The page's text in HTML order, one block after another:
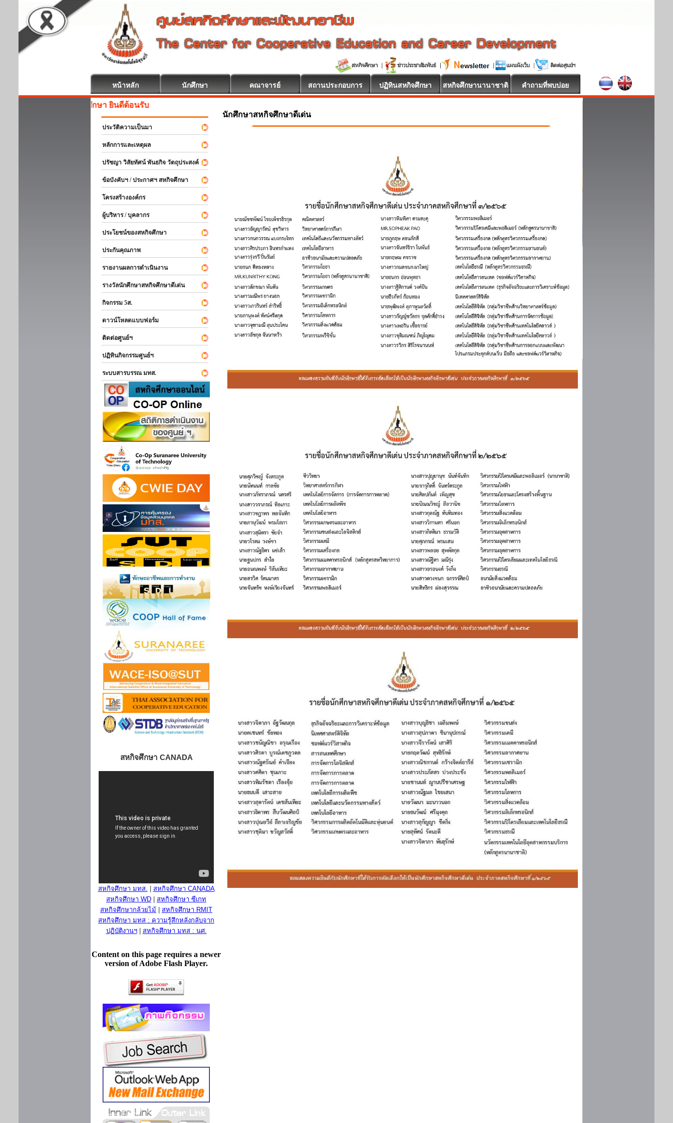
หน้าหลัก นักศึกษา คณาจารย์ สถานประกอบการ ปฏิทินสหกิจศึกษา สหกิจศึกษานานาชาติ คำถามที่พบบ่อย
สหกิจศึกษา ยินดีต้อนรับ
ประวัติความเป็นมา
หลักการและเหตุผล
ปรัชญา วิสัยทัศน์ พันธกิจ วัตถุประสงค์
ข้อบังคับฯ / ประกาศฯ สหกิจศึกษา
โครงสร้างองค์กร
ผู้บริหาร / บุคลากร
ประโยชน์ของสหกิจศึกษา
ประกันคุณภาพ
รายงานผลการดำเนินงาน
รางวัลนักศึกษาสหกิจศึกษาดีเด่น
กิจกรรม 5ส.
ดาวน์โหลดแบบฟอร์ม
ติดต่อศูนย์ฯ
ปฏิทินกิจกรรมศูนย์ฯ
ระบบสารบรรณ มทส.
สหกิจศึกษา CANADA
สหกิจศึกษา มทส.
สหกิจศึกษา CANADA
สหกิจศึกษา WD
สหกิจศึกษา ซีเกท
สหกิจศึกษากล้วยไม้
สหกิจศึกษา RMIT
สหกิจศึกษา มทส : ความรู้สึกหลังกลับจาก
ปฏิบัติงานฯ| สหกิจศึกษา มทส : นศ.
Content on this page requires a newer
version of Adobe Flash Player.
นักศึกษาสหกิจศึกษาดีเด่น